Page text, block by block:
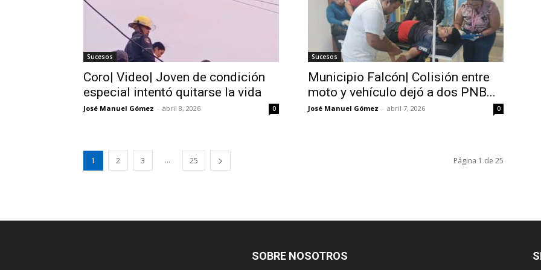
Sucesos
Coro| Video| Joven de condición
especial intentó quitarse la vida
José Manuel Gómez - abril 8, 2026 0
Sucesos
Municipio Falcón| Colisión entre
moto y vehículo dejó a dos PNB...
José Manuel Gómez - abril 7, 2026 0
1 2 3 ... 25 Página 1 de 25
SOBRE NOSOTROS